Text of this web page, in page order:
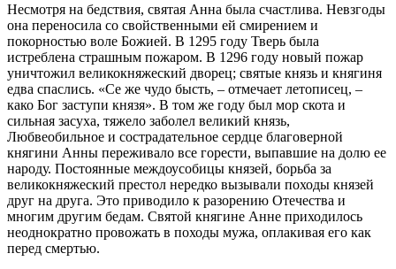
Несмотря на бедствия, святая Анна была счастлива. Невзгоды
она переносила со свойственными ей смирением и
покорностью воле Божией. В 1295 году Тверь была
истреблена страшным пожаром. В 1296 году новый пожар
уничтожил великокняжеский дворец; святые князь и княгиня
едва спаслись. «Се же чудо бысть, – отмечает летописец, –
како Бог заступи князя». В том же году был мор скота и
сильная засуха, тяжело заболел великий князь,
Любвеобильное и сострадательное сердце благоверной
княгини Анны переживало все горести, выпавшие на долю ее
народу. Постоянные междоусобицы князей, борьба за
великокняжеский престол нередко вызывали походы князей
друг на друга. Это приводило к разорению Отечества и
многим другим бедам. Святой княгине Анне приходилось
неоднократно провожать в походы мужа, оплакивая его как
перед смертью.